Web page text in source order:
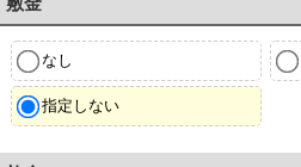
なし
指定しない